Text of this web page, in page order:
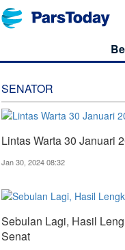
SENATOR
Lintas Warta 30 Januari
Jan 30, 2024 08:32
Sebulan Lagi, Hasil
Senat